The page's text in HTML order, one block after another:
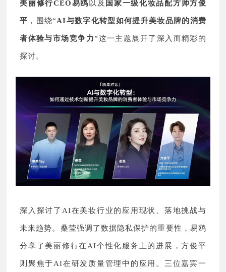
美丽修行CEO易鸥 以及 国家一级化妆品配方师方俊
平 ，围绕“AI与数字化转型如何提升美妆品牌的消费
者体验与市场竞争力”这一主题展开了深入而精彩的
探讨。
深入探讨了AI在美妆行业的应用现状、落地挑战与
未来趋势。桑莹强调了数据隐私保护的重要性，易鸥
分享了美丽修行在AI个性化服务上的进展，方俊平
则聚焦于AI在研发质量管理中的应用。三位嘉宾一